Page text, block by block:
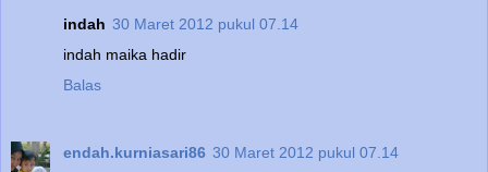
indah 30 Maret 2012 pukul 07.14
indah maika hadir
Balas
endah.kurniasari86 30 Maret 2012 pukul 07.14